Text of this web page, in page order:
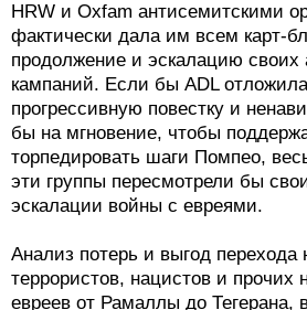
HRW и Oxfam антисемитскими
фактически дала им всем карт-
продолжение и эскалацию своих
кампаний. Если бы ADL
прогрессивную повестку и
бы на мгновение, чтобы
торпедировать шаги Помпео,
эти группы пересмотрели бы
эскалации войны с евреями.
Анализ потерь и выгод перехода
террористов, нацистов и прочих
евреев от Рамаллы до Тегерана,